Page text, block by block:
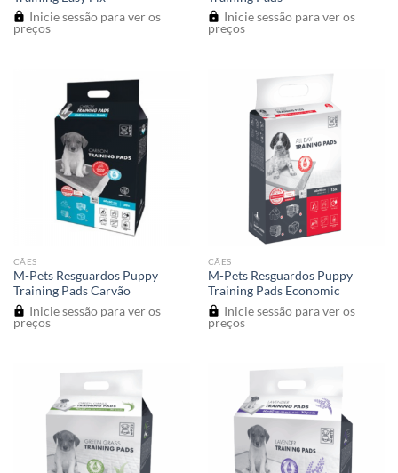
Inicie sessão para ver os
preços
Inicie sessão para ver os
preços
CÃES
M-Pets Resguardos Puppy
Training Pads Carvão
Inicie sessão para ver os
preços
CÃES
M-Pets Resguardos Puppy
Training Pads Economic
Inicie sessão para ver os
preços